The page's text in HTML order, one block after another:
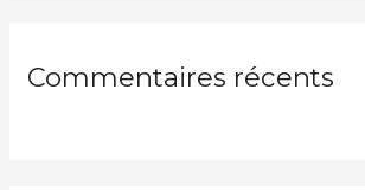
Commentaires récents